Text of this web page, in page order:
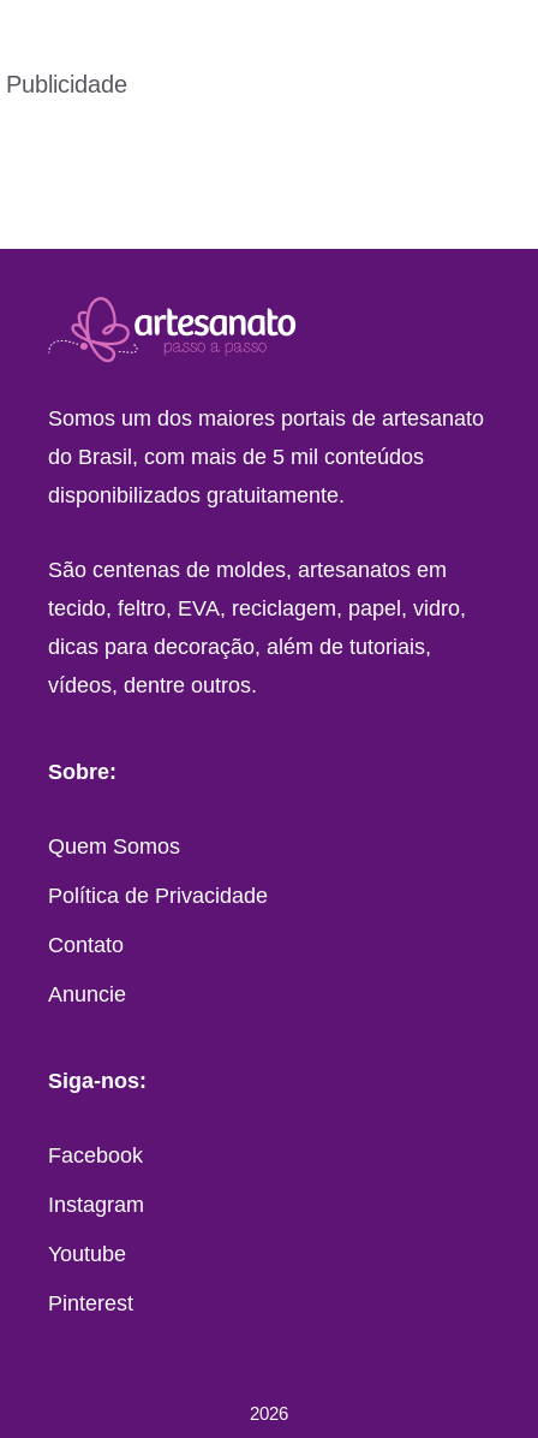
Publicidade
Somos um dos maiores portais de artesanato
do Brasil, com mais de 5 mil conteúdos
disponibilizados gratuitamente.
São centenas de moldes, artesanatos em
tecido, feltro, EVA, reciclagem, papel, vidro,
dicas para decoração, além de tutoriais,
vídeos, dentre outros.
Sobre:
Quem Somos
Política de Privacidade
Contato
Anuncie
Siga-nos:
Facebook
Instagram
Youtube
Pinterest
2026